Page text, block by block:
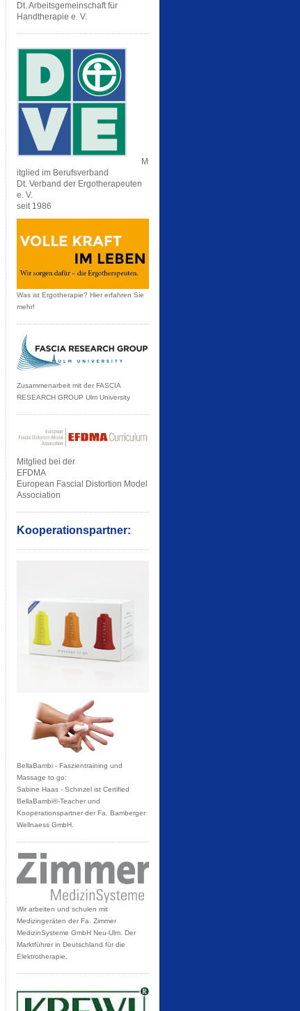
Dt. Arbeitsgemeinschaft für
Handtherapie e. V.
M
itglied im Berufsverband
Dt. Verband der Ergotherapeuten
e. V.
seit 1986
Was ist Ergotherapie? Hier erfahren Sie
mehr!
Zusammenarbeit mit der FASCIA
RESEARCH GROUP Ulm University
Mitglied bei der
EFDMA
European Fascial Distortion Model
Association
Kooperationspartner:
BellaBambi - Faszientraining und
Massage to go:
Sabine Haas - Schinzel ist Certified
BellaBambi®-Teacher und
Kooperationspartner der Fa. Bamberger
Wellnaess GmbH.
Wir arbeiten und schulen mit
Medizingeräten der Fa. Zimmer
MedizinSysteme GmbH Neu-Ulm. Der
Marktführer in Deutschland für die
Elektrotherapie.